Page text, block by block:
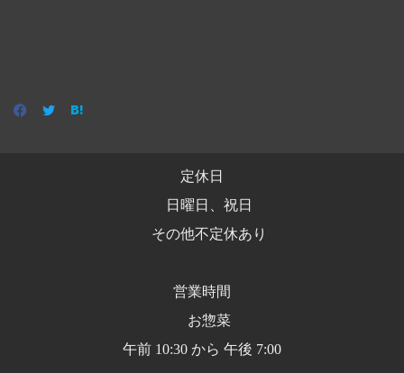
定休日
日曜日、祝日
その他不定休あり
営業時間
お惣菜
午前 10:30 から 午後 7:00